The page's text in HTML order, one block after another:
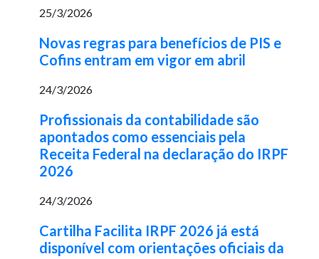
25/3/2026
Novas regras para benefícios de PIS e
Cofins entram em vigor em abril
24/3/2026
Profissionais da contabilidade são
apontados como essenciais pela
Receita Federal na declaração do IRPF
2026
24/3/2026
Cartilha Facilita IRPF 2026 já está
disponível com orientações oficiais da